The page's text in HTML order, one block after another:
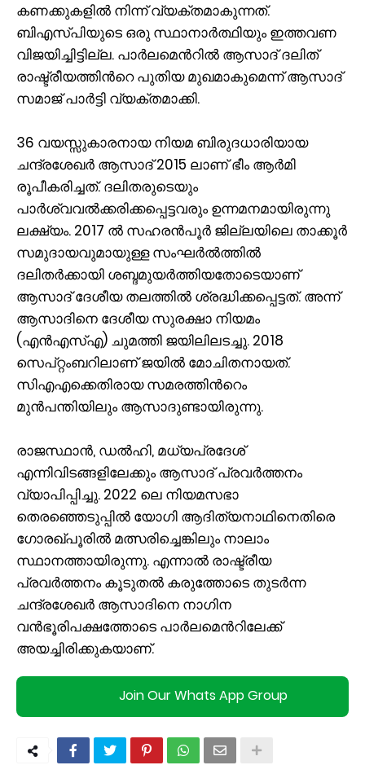
കണക്കുകളിൽ നിന്ന് വ്യക്തമാകുന്നത്.
ബിഎസ്പിയുടെ ഒരു സ്ഥാനാർത്ഥിയും ഇത്തവണ
വിജയിച്ചിട്ടില്ല. പാർലമെന്‍റിൽ ആസാദ് ദലിത്
രാഷ്ട്രീയത്തിന്‍റെ പുതിയ മുഖമാകുമെന്ന് ആസാദ്
സമാജ് പാർട്ടി വ്യക്തമാക്കി.
36 വയസ്സുകാരനായ നിയമ ബിരുദധാരിയായ
ചന്ദ്രശേഖർ ആസാദ് 2015 ലാണ് ഭീം ആർമി
രൂപീകരിച്ചത്. ദലിതരുടെയും
പാർശ്വവൽക്കരിക്കപ്പെട്ടവരും ഉന്നമനമായിരുന്നു
ലക്ഷ്യം. 2017 ൽ സഹരൻപൂർ ജില്ലയിലെ താക്കൂർ
സമുദായവുമായുള്ള സംഘർൽത്തിൽ
ദലിതർക്കായി ശബ്ദമുയർത്തിയതോടെയാണ്
ആസാദ് ദേശീയ തലത്തിൽ ശ്രദ്ധിക്കപ്പെട്ടത്. അന്ന്
ആസാദിനെ ദേശീയ സുരക്ഷാ നിയമം
(എൻഎസ്എ) ചുമത്തി ജയിലിലടച്ചു. 2018
സെപ്റ്റംബറിലാണ് ജയിൽ മോചിതനായത്.
സിഎഎക്കെതിരായ സമരത്തിന്‍റെം
മുൻപന്തിയിലും ആസാദുണ്ടായിരുന്നു.
രാജസ്ഥാൻ, ഡൽഹി, മധ്യപ്രദേശ്
എന്നിവിടങ്ങളിലേക്കും ആസാദ് പ്രവർത്തനം
വ്യാപിപ്പിച്ചു. 2022 ലെ നിയമസഭാ
തെരഞ്ഞെടുപ്പിൽ യോഗി ആദിത്യനാഥിനെതിരെ
ഗോരഖ്പൂരിൽ മത്സരിച്ചെങ്കിലും നാലാം
സ്ഥാനത്തായിരുന്നു. എന്നാൽ രാഷ്ട്രീയ
പ്രവർത്തനം കൂടുതൽ കരുത്തോടെ തുടർന്ന
ചന്ദ്രശേഖർ ആസാദിനെ നാഗിന
വൻഭൂരിപക്ഷത്തോടെ പാർലമെന്‍റിലേക്ക്
അയച്ചിരിക്കുകയാണ്.
Join Our Whats App Group